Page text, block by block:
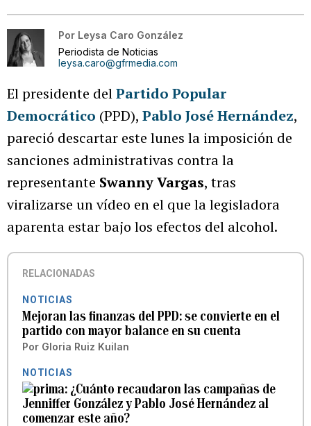
Por Leysa Caro González
Periodista de Noticias
leysa.caro@gfrmedia.com
El presidente delPartido Popular
Democrático (PPD), Pablo José Hernández,
pareció descartar este lunes la imposición de
sanciones administrativas contra la
representante Swanny Vargas, tras
viralizarse un vídeo en el que la legisladora
aparenta estar bajo los efectos del alcohol.
RELACIONADAS
NOTICIAS
Mejoran las finanzas del PPD: se convierte en el
partido con mayor balance en su cuenta
Por Gloria Ruiz Kuilan
NOTICIAS
¿Cuánto recaudaron las campañas de
Jenniffer González y Pablo José Hernández al
comenzar este año?